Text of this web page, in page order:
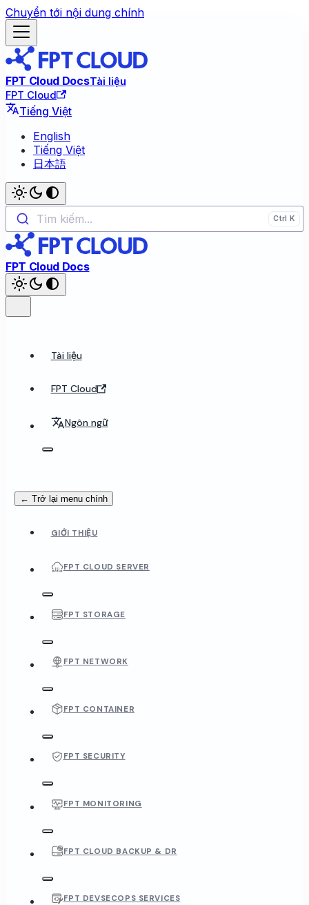
Chuyển tới nội dung chính
FPT Cloud DocsTài liệu
FPT Cloud
Tiếng Việt
English
Tiếng Việt
日本語
Tìm kiếm...
FPT Cloud Docs
Tài liệu
FPT Cloud
Ngôn ngữ
← Trở lại menu chính
GIỚI THIỆU
FPT CLOUD SERVER
FPT STORAGE
FPT NETWORK
FPT CONTAINER
FPT SECURITY
FPT MONITORING
FPT CLOUD BACKUP & DR
FPT DEVSECOPS SERVICES